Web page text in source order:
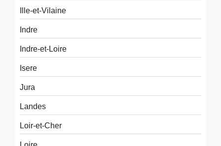
Ille-et-Vilaine
Indre
Indre-et-Loire
Isere
Jura
Landes
Loir-et-Cher